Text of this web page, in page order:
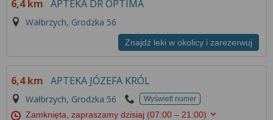
6,4 km APTEKA DR OPTIMA
Wałbrzych, Grodzka 56
Znajdź leki w okolicy i zarezerwuj
6,4 km APTEKA JÓZEFA KRÓL
Wałbrzych, Grodzka 56 Wyświetl numer
Zamknięta, zapraszamy dzisiaj (07:00 – 21:00)